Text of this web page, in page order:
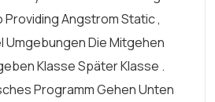
Providing Angstrom Static ,
Umgebungen Die Mitgehen
Klasse Später Klasse .
Programm Gehen Unten